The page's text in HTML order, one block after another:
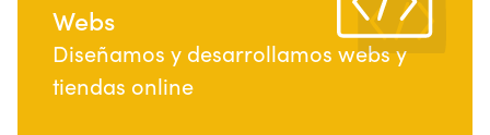
Webs
Diseñamos y desarrollamos webs y
tiendas online